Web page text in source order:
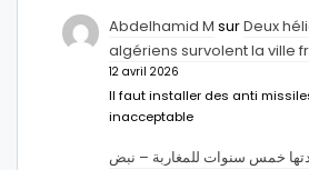
Abdelhamid M surDeux
algériens survolent la ville
12 avril 2026
Il faut installer des anti
inacceptable
خمس سنوات للمغاربة – نبض